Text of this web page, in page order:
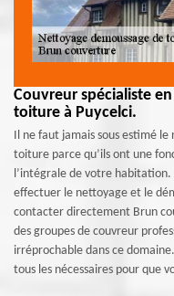
Couvreur spécialiste
toiture à Puycelci.
Il ne faut jamais sous estimé
toiture parce qu’ils ont une
l’intégrale de votre
effectuer le nettoyage et le
contacter directement Brun
des groupes de couvreur
irréprochable dans ce
tous les nécessaires pour que